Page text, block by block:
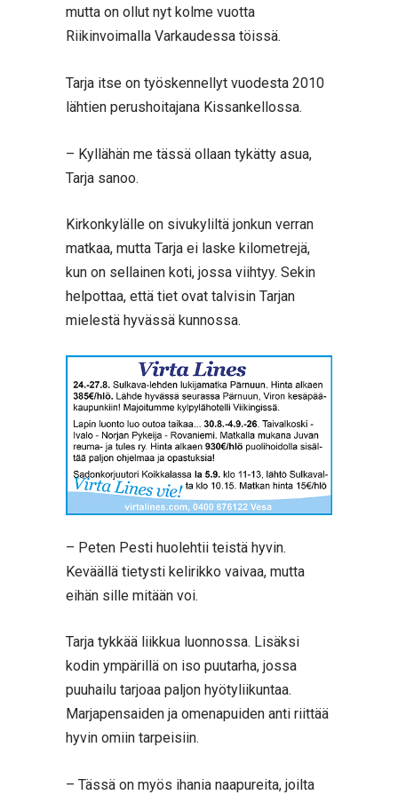
mutta on ollut nyt kolme vuotta
Riikinvoimalla Varkaudessa töissä.
Tarja itse on työskennellyt vuodesta 2010
lähtien perushoitajana Kissankellossa.
– Kyllähän me tässä ollaan tykätty asua,
Tarja sanoo.
Kirkonkylälle on sivukyliltä jonkun verran
matkaa, mutta Tarja ei laske kilometrejä,
kun on sellainen koti, jossa viihtyy. Sekin
helpottaa, että tiet ovat talvisin Tarjan
mielestä hyvässä kunnossa.
– Peten Pesti huolehtii teistä hyvin.
Keväällä tietysti kelirikko vaivaa, mutta
eihän sille mitään voi.
Tarja tykkää liikkua luonnossa. Lisäksi
kodin ympärillä on iso puutarha, jossa
puuhailu tarjoaa paljon hyötyliikuntaa.
Marjapensaiden ja omenapuiden anti riittää
hyvin omiin tarpeisiin.
– Tässä on myös ihania naapureita, joilta